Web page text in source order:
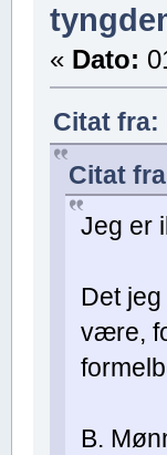
« Dato:
Citat fra:
Citat
Jeg er
Det
være,
B.